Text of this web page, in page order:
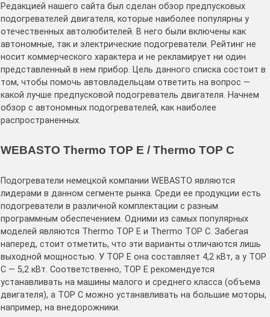
Редакцией нашего сайта был сделан обзор предпусковых
подогревателей двигателя, которые наиболее популярны у
отечественных автолюбителей. В него были включены как
автономные, так и электрические подогреватели. Рейтинг не
носит коммерческого характера и не рекламирует ни один
представленный в нем прибор. Цель данного списка состоит в
том, чтобы помочь автовладельцам ответить на вопрос —
какой лучше предпусковой подогреватель двигателя. Начнем
обзор с автономных подогревателей, как наиболее
распространенных.
WEBASTO Thermo TOP E / Thermo TOP C
Подогреватели немецкой компании WEBASTO являются
лидерами в данном сегменте рынка. Среди ее продукции есть
подогреватели в различной комплектации с разным
программным обеспечением. Одними из самых популярных
моделей являются Thermo TOP E и Thermo TOP C. Забегая
наперед, стоит отметить, что эти варианты отличаются лишь
выходной мощностью. У ТОР Е она составляет 4,2 кВт, а у ТОР
С — 5,2 кВт. Соответственно, ТОР Е рекомендуется
устанавливать на машины малого и среднего класса (объема
двигателя), а ТОР С можно устанавливать на большие моторы,
например, на внедорожники.